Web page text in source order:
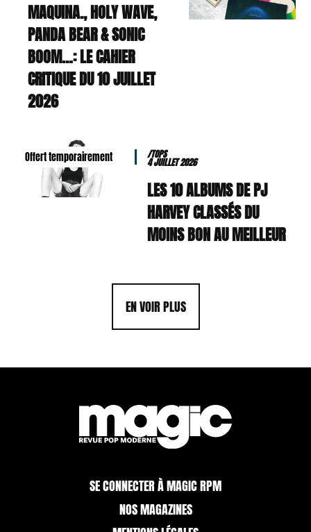
MAQUINA., HOLY WAVE,
PANDA BEAR & SONIC
BOOM…: LE CAHIER
CRITIQUE DU 10 JUILLET
2026
Offert temporairement /TOPS
4 JUILLET 2026
LES 10 ALBUMS DE PJ
HARVEY CLASSÉS DU
MOINS BON AU MEILLEUR
EN VOIR PLUS
SE CONNECTER À MAGIC RPM
NOS MAGAZINES